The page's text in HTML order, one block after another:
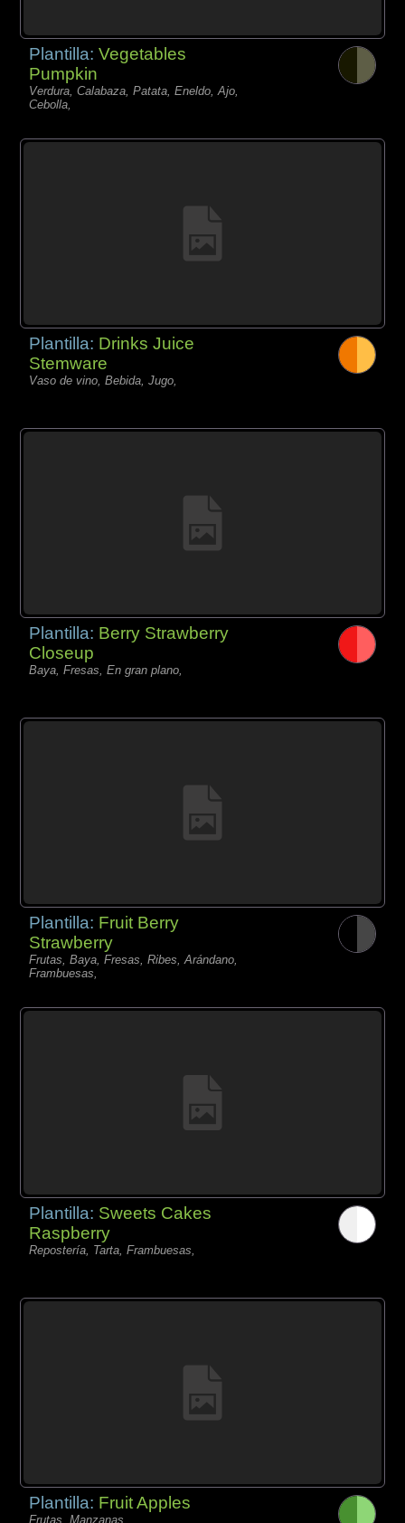
Plantilla:Vegetables
Pumpkin
Verdura, Calabaza, Patata, Eneldo, Ajo,
Cebolla,
Plantilla: Drinks Juice
Stemware
Vaso de vino, Bebida, Jugo,
Plantilla: Berry Strawberry
Closeup
Baya, Fresas, En gran plano,
Plantilla: Fruit Berry
Strawberry
Frutas, Baya, Fresas, Ribes, Arándano,
Frambuesas,
Plantilla: Sweets Cakes
Raspberry
Repostería, Tarta, Frambuesas,
Plantilla: Fruit Apples
Frutas, Manzanas,